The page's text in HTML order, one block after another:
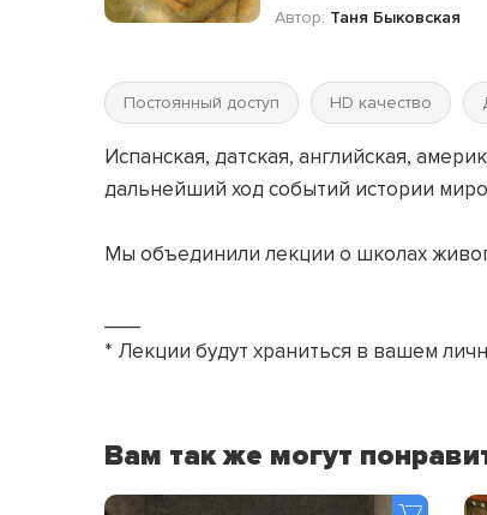
Автор: Таня Быковская
Постоянный доступ HD качество
Испанская, датская, английская,
дальнейший ход событий истории
Мы объединили лекции о школах
* Лекции будут храниться в вашем
Вам так же могут